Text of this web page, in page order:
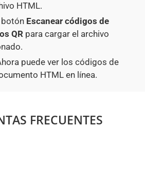
HTML.
botón Escanear códigos de
QR para cargar el archivo
puede ver los códigos de
HTML en línea.
FRECUENTES